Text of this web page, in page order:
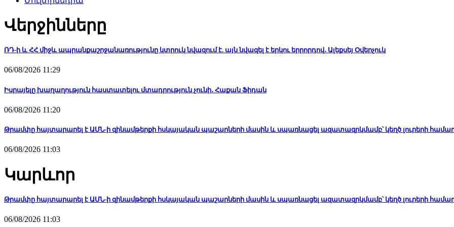
Վերջինները
ՌԴ-ի և ՀՀ միջև ապրանքաշրջանառությունը կտրուկ նվազում է. այն նվազել է երկու երրորդով․ Ալեքսեյ Օվերչուկ
06/08/2026 11:29
Իսրայելը խաղաղություն հաստատելու մտադրություն չունի․ Հաքան Ֆիդան
06/08/2026 11:20
Թրամփը հայտարարել է ԱՄՆ-ի զինամթերքի հսկայական պաշարների մասին և սպառնացել ազատազրկմամբ՝ կեղծ լուրերի
06/08/2026 11:03
Կարևոր
Թրամփը հայտարարել է ԱՄՆ-ի զինամթերքի հսկայական պաշարների մասին և սպառնացել ազատազրկմամբ՝ կեղծ լուրերի
06/08/2026 11:03